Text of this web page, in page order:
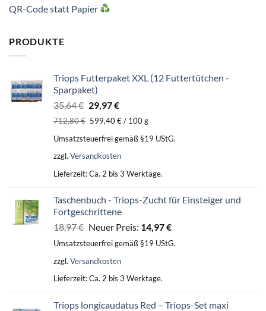
QR-Code statt Papier
PRODUKTE
Triops Futterpaket XXL (12 Futtertütchen -
Sparpaket)
35,64€ Ursprünglicher
Preis
35,64 €
29,97€Aktueller
Preis
29,97 €.
712,80€ 599,40€/ 100g
Umsatzsteuerfrei gemäß §19 UStG.
zzgl. Versandkosten
Lieferzeit:Ca. 2 bis 3 Werktage.
Taschenbuch - Triops-Zucht für Einsteiger und
Fortgeschrittene
18,97€ Ursprünglicher
Preis
18,97 €
Neuer Preis: 14,97€Aktueller
Preis
Umsatzsteuerfrei gemäß §19 UStG.
zzgl. Versandkosten
Lieferzeit:Ca. 2 bis 3 Werktage.
Triops longicaudatus Red – Triops-Set maxi